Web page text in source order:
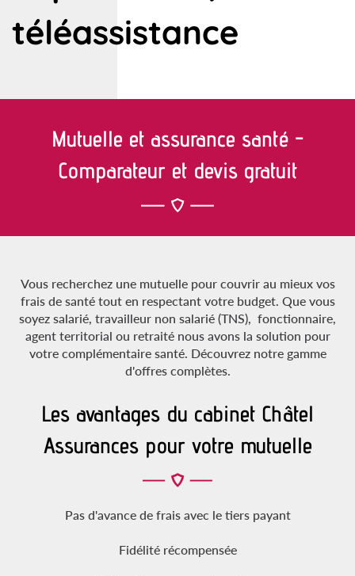
téléassistance
Mutuelle et assurance santé -
Comparateur et devis gratuit
Vous recherchez une mutuelle pour couvrir au mieux vos
frais de santé tout en respectant votre budget. Que vous
soyez salarié, travailleur non salarié (TNS), fonctionnaire,
agent territorial ou retraité nous avons la solution pour
votre complémentaire santé. Découvrez notre gamme
d'offres complètes.
Les avantages du cabinet Châtel
Assurances pour votre mutuelle
Pas d'avance de frais avec le tiers payant
Fidélité récompensée